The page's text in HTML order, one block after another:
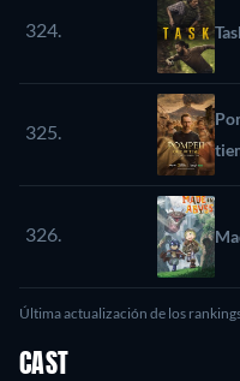
324.
325.
326.
Última actualización de los
CAST